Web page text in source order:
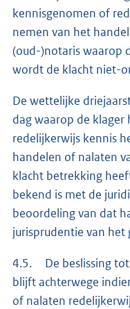
kennisgenomen of
nemen van het
(oud-)notaris waarop
wordt de klacht niet-
De wettelijke
dag waarop de
redelijkerwijs kennis
handelen of nalaten
klacht betrekking
bekend is met de
beoordeling van dat
jurisprudentie van het
4.5. De beslissing
blijft achterwege
of nalaten